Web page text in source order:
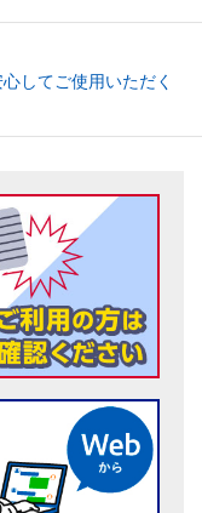
してご使用いただく